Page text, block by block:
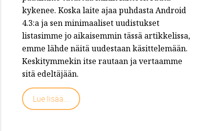
kykenee. Koska laite ajaa puhdasta Android
4.3:a ja sen minimaaliset uudistukset
listasimme jo aikaisemmin tässä artikkelissa,
emme lähde näitä uudestaan käsittelemään.
Keskitymmekin itse rautaan ja vertaamme
sitä edeltäjään.
Lue lisää...